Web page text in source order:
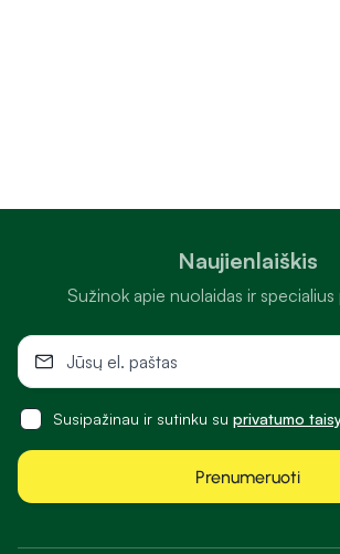
Naujienlaiškis
Sužinok apie nuolaidas ir specialius
Susipažinau ir sutinku su privatumo
Prenumeruoti